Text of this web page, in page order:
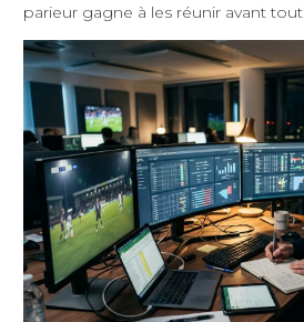
parieur gagne à les réunir avant tout